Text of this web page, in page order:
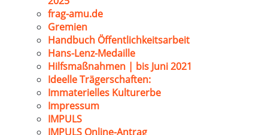
frag-amu.de
Gremien
Handbuch Öffentlichkeitsarbeit
Hans-Lenz-Medaille
Hilfsmaßnahmen | bis Juni 2021
Ideelle Trägerschaften:
Immaterielles Kulturerbe
Impressum
IMPULS
IMPULS Online-Antrag